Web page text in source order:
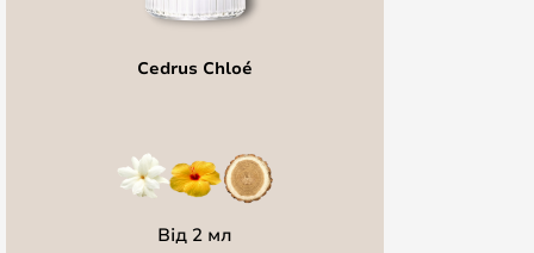
Cedrus Chloé
Від 2 мл